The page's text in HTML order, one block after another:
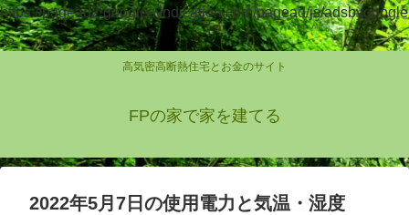
https://pagead2.googlesyndication.com/pagead/js/adsbygoogle
.js
高気密高断熱住宅とお金のサイト
FPの家で家を建てる
2022年5月7日の使用電力と気温・湿度